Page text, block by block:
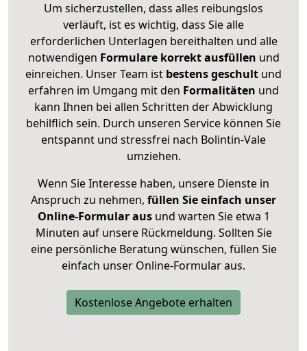
Um sicherzustellen, dass alles reibungslos
verläuft, ist es wichtig, dass Sie alle
erforderlichen Unterlagen bereithalten und alle
notwendigen Formulare korrekt ausfüllen und
einreichen. Unser Team ist bestens geschult und
erfahren im Umgang mit den Formalitäten und
kann Ihnen bei allen Schritten der Abwicklung
behilflich sein. Durch unseren Service können Sie
entspannt und stressfrei nach Bolintin-Vale
umziehen.
Wenn Sie Interesse haben, unsere Dienste in
Anspruch zu nehmen, füllen Sie einfach unser
Online-Formular ausund warten Sie etwa 1
Minuten auf unsere Rückmeldung. Sollten Sie
eine persönliche Beratung wünschen, füllen Sie
einfach unser Online-Formular aus.
Kostenlose Angebote erhalten